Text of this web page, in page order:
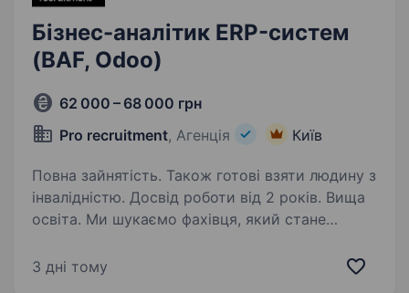
Бізнес-аналітик ERP-систем
(BAF, Odoo)
62 000 – 68 000 грн
Pro recruitment, Агенція Київ
Повна зайнятість. Також готові взяти людину з
інвалідністю. Досвід роботи від 2 років. Вища
освіта. Ми шукаємо фахівця, який стане
та технічною реалізацією в облікових
3 дні тому